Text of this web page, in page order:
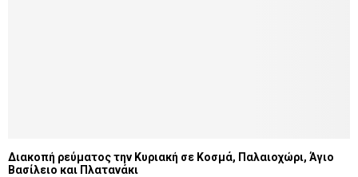
Διακοπή ρεύματος την Κυριακή σε Κοσμά, Παλαιοχώρι, Άγιο
Βασίλειο και Πλατανάκι